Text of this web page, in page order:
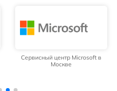
Сервисный центр Microsoft в
Москве